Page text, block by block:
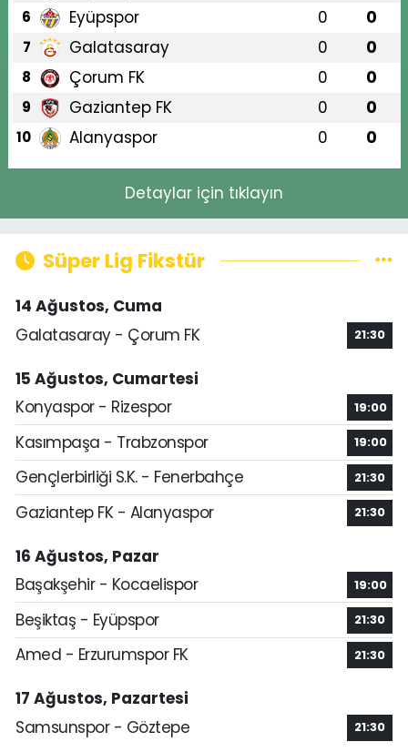
6 Eyüpspor 0 0
7 Galatasaray 0 0
8 Çorum FK 0 0
9 Gaziantep FK 0 0
10 Alanyaspor 0 0
Detaylar için tıklayın
Süper Lig Fikstür
14 Ağustos, Cuma
Galatasaray - Çorum FK
21:30
15 Ağustos, Cumartesi
Konyaspor - Rizespor
19:00
Kasımpaşa - Trabzonspor 19:00
Gençlerbirliği S.K. - Fenerbahçe 21:30
Gaziantep FK - Alanyaspor 21:30
16 Ağustos, Pazar
Başakşehir - Kocaelispor
19:00
Beşiktaş - Eyüpspor 21:30
Amed - Erzurumspor FK 21:30
17 Ağustos, Pazartesi
Samsunspor - Göztepe
21:30